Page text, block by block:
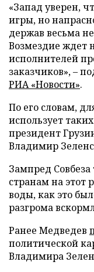
«Запад уверен,
игры, но
держав весьма
Возмездие ждет
исполнителей
заказчиков», –
РИА «Новости».
По его словам,
использует
президент
Владимир
Зампред
странам на этот
воды, как это
разгрома
Ранее Медведев
политической
Владимира